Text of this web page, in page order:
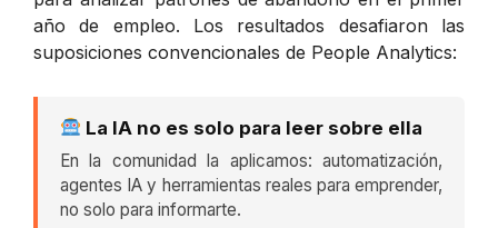
año de empleo. Los resultados desafiaron las
suposiciones convencionales de People Analytics:
La IA no es solo para leer sobre ella
En la comunidad la aplicamos: automatización,
agentes IA y herramientas reales para emprender,
no solo para informarte.